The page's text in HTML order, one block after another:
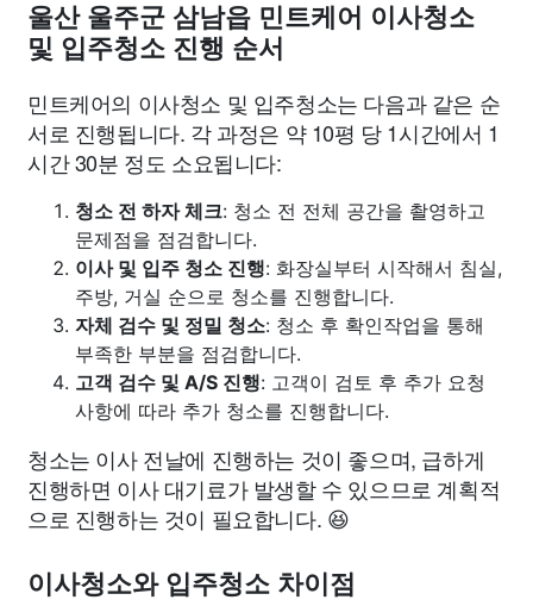
울산 울주군 삼남읍 민트케어 이사청소
및 입주청소 진행 순서
민트케어의 이사청소 및 입주청소는 다음과 같은 순
서로 진행됩니다. 각 과정은 약 10평 당 1시간에서 1
시간 30분 정도 소요됩니다:
청소 전 하자 체크: 청소 전 전체 공간을 촬영하고
문제점을 점검합니다.
이사 및 입주 청소 진행: 화장실부터 시작해서 침실,
주방, 거실 순으로 청소를 진행합니다.
자체 검수 및 정밀 청소: 청소 후 확인작업을 통해
부족한 부분을 점검합니다.
고객 검수 및 A/S 진행: 고객이 검토 후 추가 요청
사항에 따라 추가 청소를 진행합니다.
청소는 이사 전날에 진행하는 것이 좋으며, 급하게
진행하면 이사 대기료가 발생할 수 있으므로 계획적
으로 진행하는 것이 필요합니다. 😆
이사청소와 입주청소 차이점